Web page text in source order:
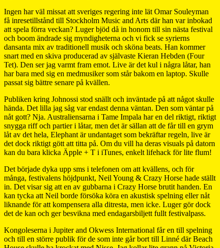
Ingen har väl missat att sveriges regering inte lät Omar Souleyman
få inresetillstånd till Stockholm Music and Arts där han var inbokad
att spela förra veckan? Luger bjöd då in honom till sin nästa festival
och boom ändrade sig myndigheterna och vi fick se syrierns
dansanta mix av traditionell musik och sköna beats. Han kommer
snart med en skiva producerad av självaste Kieran Hebden (Four
Tet). Den ser jag varmt fram emot. Live är det kul i några låtar, han
har bara med sig en medmusiker som står bakom en laptop. Skulle
passat sig bättre senare på kvällen.
Publiken kring Johnossi stod snällt och inväntade på att något skulle
hända. Det lilla jag såg var endast denna väntan. Den som väntar på
nåt gott? Nja. Australiensarna i Tame Impala har en del riktigt, riktigt
snygga riff och partier i låtar, men det är sällan att de får till en grym
låt av det hela, Elephant är undantaget som bekräftar regeln, live är
det dock riktigt gött att titta på. Om du vill ha deras visuals på datorn
kan du bara klicka Äpple + T i iTunes, enkelt lifehack för lite flum!
Det började dyka upp sms i telefonen om att kvällens, och för
många, festivalens höjdpunkt, Neil Young & Crazy Horse hade ställt
in. Det visar sig att en av gubbarna i Crazy Horse brutit handen. En
kan tycka att Neil borde försöka köra en akustisk spelning eller nåt
liknande för att kompensera alla ditresta, men icke. Luger gör dock
det de kan och ger besvikna med endagarsbiljett fullt festivalpass.
Kongoleserna i Jupiter and Okwess International får en till spelning
och till en större publik för de som inte går bort till Linné där Beach